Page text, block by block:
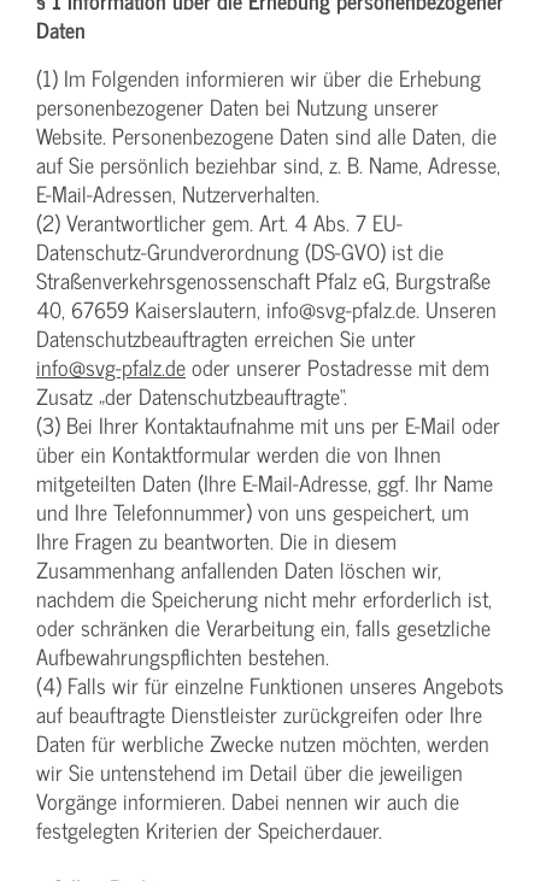
Daten
(1) Im Folgenden informieren wir über die Erhebung
personenbezogener Daten bei Nutzung unserer
Website. Personenbezogene Daten sind alle Daten, die
auf Sie persönlich beziehbar sind, z. B. Name, Adresse,
E-Mail-Adressen, Nutzerverhalten.
(2) Verantwortlicher gem. Art. 4 Abs. 7 EU-
Datenschutz-Grundverordnung (DS-GVO) ist die
Straßenverkehrsgenossenschaft Pfalz eG, Burgstraße
40, 67659 Kaiserslautern, info@svg-pfalz.de. Unseren
Datenschutzbeauftragten erreichen Sie unter
info@svg-pfalz.deoder unserer Postadresse mit dem
Zusatz „der Datenschutzbeauftragte“.
(3) Bei Ihrer Kontaktaufnahme mit uns per E-Mail oder
über ein Kontaktformular werden die von Ihnen
mitgeteilten Daten (Ihre E-Mail-Adresse, ggf. Ihr Name
und Ihre Telefonnummer) von uns gespeichert, um
Ihre Fragen zu beantworten. Die in diesem
Zusammenhang anfallenden Daten löschen wir,
nachdem die Speicherung nicht mehr erforderlich ist,
oder schränken die Verarbeitung ein, falls gesetzliche
Aufbewahrungspflichten bestehen.
(4) Falls wir für einzelne Funktionen unseres Angebots
auf beauftragte Dienstleister zurückgreifen oder Ihre
Daten für werbliche Zwecke nutzen möchten, werden
wir Sie untenstehend im Detail über die jeweiligen
Vorgänge informieren. Dabei nennen wir auch die
festgelegten Kriterien der Speicherdauer.